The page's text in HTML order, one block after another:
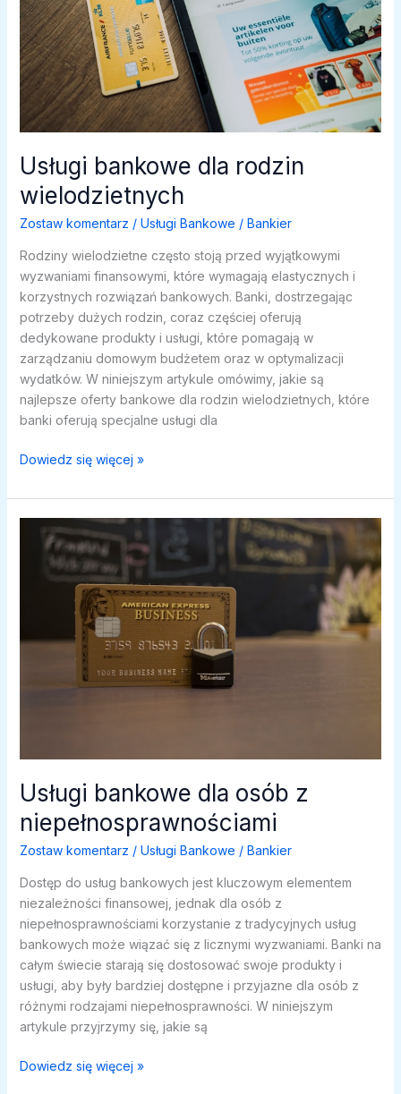
Usługi bankowe dla rodzin
wielodzietnych
Zostaw komentarz / Usługi Bankowe / Bankier
Rodziny wielodzietne często stoją przed wyjątkowymi
wyzwaniami finansowymi, które wymagają elastycznych i
korzystnych rozwiązań bankowych. Banki, dostrzegając
potrzeby dużych rodzin, coraz częściej oferują
dedykowane produkty i usługi, które pomagają w
zarządzaniu domowym budżetem oraz w optymalizacji
wydatków. W niniejszym artykule omówimy, jakie są
najlepsze oferty bankowe dla rodzin wielodzietnych, które
banki oferują specjalne usługi dla
Usługi
dla
rodzin
wielodzietnych
Dowiedz się więcej »
Usługi bankowe dla osób z
niepełnosprawnościami
Zostaw komentarz / Usługi Bankowe / Bankier
Dostęp do usług bankowych jest kluczowym elementem
niezależności finansowej, jednak dla osób z
niepełnosprawnościami korzystanie z tradycyjnych usług
bankowych może wiązać się z licznymi wyzwaniami. Banki na
całym świecie starają się dostosować swoje produkty i
usługi, aby były bardziej dostępne i przyjazne dla osób z
różnymi rodzajami niepełnosprawności. W niniejszym
artykule przyjrzymy się, jakie są
Usługi
Dowiedz się więcej »